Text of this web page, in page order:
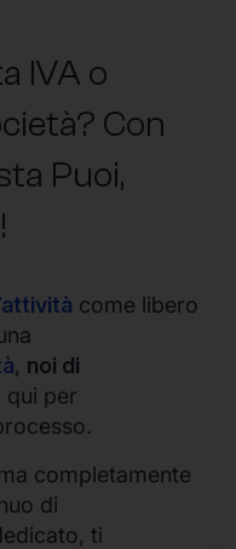
IVA o
Con
Puoi,
come libero
, noi di
qui per
completamente
di
ti